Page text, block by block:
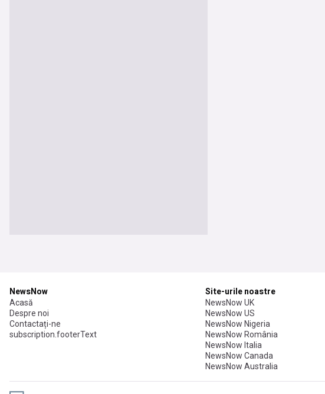
NewsNow
Acasă
Despre noi
Contactați-ne
subscription.footerText
Site-urile noastre
NewsNow UK
NewsNow US
NewsNow Nigeria
NewsNow România
NewsNow Italia
NewsNow Canada
NewsNow Australia